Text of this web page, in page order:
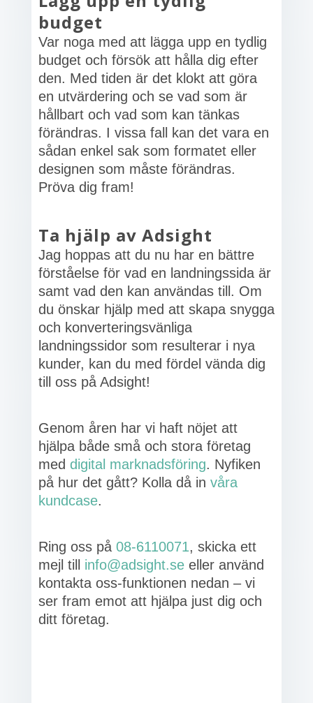
budget
Var noga med att lägga upp en tydlig
budget och försök att hålla dig efter
den. Med tiden är det klokt att göra
en utvärdering och se vad som är
hållbart och vad som kan tänkas
förändras. I vissa fall kan det vara en
sådan enkel sak som formatet eller
designen som måste förändras.
Pröva dig fram!
Ta hjälp av Adsight
Jag hoppas att du nu har en bättre
förståelse för vad en landningssida är
samt vad den kan användas till. Om
du önskar hjälp med att skapa snygga
och konverteringsvänliga
landningssidor som resulterar i nya
kunder, kan du med fördel vända dig
till oss på Adsight!
Genom åren har vi haft nöjet att
hjälpa både små och stora företag
med digital marknadsföring. Nyfiken
på hur det gått? Kolla då in våra
kundcase.
Ring oss på 08-6110071, skicka ett
mejl till info@adsight.seeller använd
kontakta oss-funktionen nedan – vi
ser fram emot att hjälpa just dig och
ditt företag.